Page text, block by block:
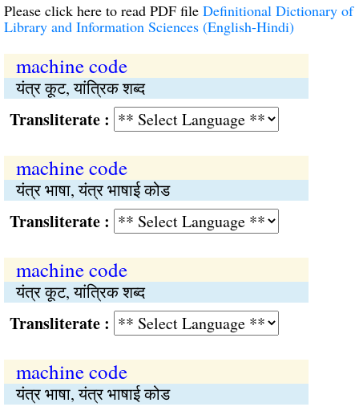
Please click here to read PDF file Definitional Dictionary of
Library and Information Sciences (English-Hindi)
machine code
यंत्र कूट, यांत्रिक शब्द
:
machine code
यंत्र भाषा, यंत्र भाषाई कोड
:
machine code
यंत्र कूट, यांत्रिक शब्द
:
machine code
यंत्र भाषा, यंत्र भाषाई कोड